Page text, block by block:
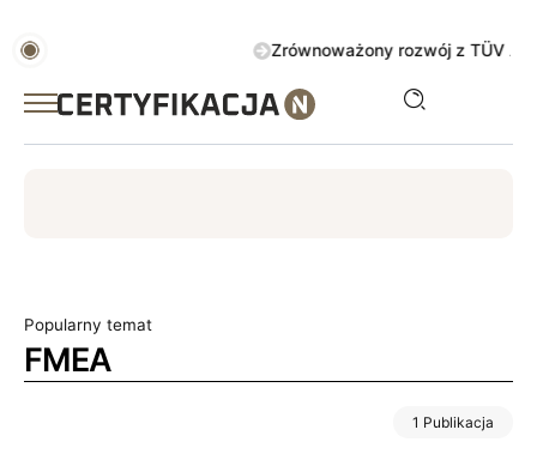
Zrównoważony rozwój z TÜV
Popularny temat
FMEA
1 Publikacja